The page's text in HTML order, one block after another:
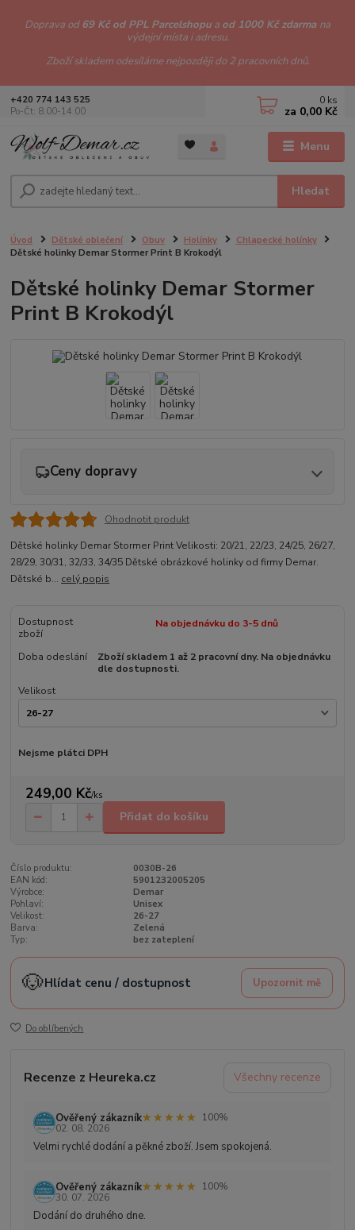
Doprava od69 Kč od PPL Parcelshopu a od 1000 Kč zdarma na
výdejní místa i adresu.
Zboží skladem odesíláme nejpozději do 2 pracovních dnů.
Menu
Hledat
+420 774 143 525
Po-Čt: 8.00-14.00
0 ks
za 0,00 Kč
Úvod Dětské oblečení Obuv Holínky
Chlapecké holínky
Dětské holinky Demar Stormer Print B Krokodýl
Dětské holinky Demar Stormer
Print B Krokodýl
Ceny dopravy
Ohodnotit produkt
Dětské holinky Demar Stormer Print Velikosti: 20/21, 22/23, 24/25, 26/27,
28/29, 30/31, 32/33, 34/35 Dětské obrázkové holinky od firmy Demar.
Dětské b... celý popis
Dostupnost
zboží
Na objednávku do 3-5 dnů
Doba odeslání
Zboží skladem 1 až 2 pracovní dny. Na objednávku
dle dostupnosti.
Velikost
Nejsme plátci DPH
249,00 Kč/ks
Přidat do košíku
Číslo produktu:
0030B-26
EAN kód:
5901232005205
Výrobce:
Demar
Pohlaví:
Unisex
Velikost:
26-27
Barva:
Zelená
Typ:
bez zateplení
🐶Hlídat cenu / dostupnost Upozornit mě
Do oblíbených
Recenze z Heureka.cz Všechny recenze
Ověřený zákazník★★★★★
★★★★★
100%
02. 08. 2026
Velmi rychlé dodání a pěkné zboží. Jsem spokojená.
Ověřený zákazník★★★★★
★★★★★
100%
30. 07. 2026
Dodání do druhého dne.